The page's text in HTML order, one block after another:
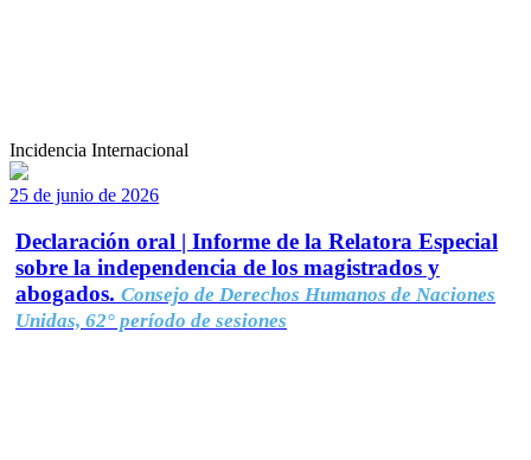
Incidencia Internacional
25 de junio de 2026
Declaración oral | Informe de la Relatora Especial
sobre la independencia de los magistrados y
abogados. Consejo de Derechos Humanos de Naciones
Unidas, 62° período de sesiones